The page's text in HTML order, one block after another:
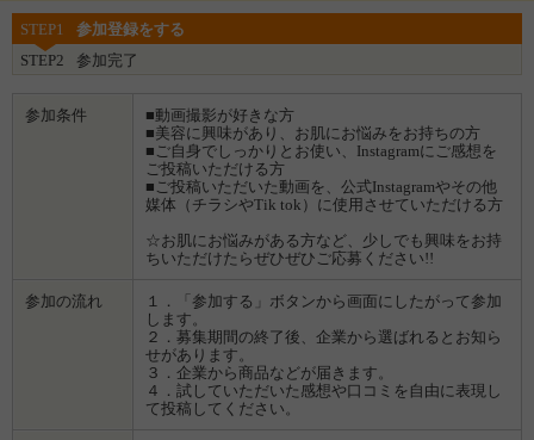
STEP1
参加登録をする
STEP2
参加完了
参加条件
■動画撮影が好きな方
■美容に興味があり、お肌にお悩みをお持ちの方
■ご自身でしっかりとお使い、Instagramにご感想を
ご投稿いただける方
■ご投稿いただいた動画を、公式Instagramやその他
媒体（チラシやTik tok）に使用させていただける方
☆お肌にお悩みがある方など、少しでも興味をお持
ちいただけたらぜひぜひご応募ください!!
参加の流れ
１．「参加する」ボタンから画面にしたがって参加
します。
２．募集期間の終了後、企業から選ばれるとお知ら
せがあります。
３．企業から商品などが届きます。
４．試していただいた感想や口コミを自由に表現し
て投稿してください。